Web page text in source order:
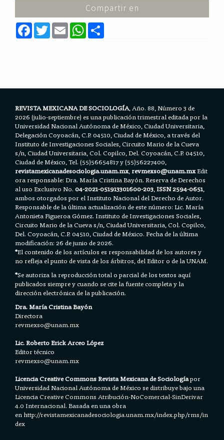
Compartir en
F
a
c
T
w
E
m
a
W
h
a
REVISTA MEXICANA DE SOCIOLOGÍA, Año. 88, Número 3 de
2026 (julio-septiembre) es una publicación trimestral editada por la
Universidad Nacional Autónoma de México, Ciudad Universitaria,
Delegación Coyoacán, C.P. 04510, Ciudad de México, a través del
Instituto de Investigaciones Sociales, Circuito Mario de la Cueva
s/n, Ciudad Universitaria, Col. Copilco, Del. Coyoacán, C.P. 04510,
Ciudad de México, Tel. (55)56654817 y (55)56227400,
revistamexicanadesociologia.unam.mx,revmexso@unam.mxEdit
ora responsable: Dra. María Cristina Bayón. Reserva de Derechos
al uso Exclusivo No.04-2021-051913301600-203,ISSN 2594-0651,
ambos otorgados por el Instituto Nacional del Derecho de Autor.
Responsable de la última actualización de este número: Lic. María
Antonieta Figueroa Gómez. Instituto de Investigaciones Sociales,
Circuito Mario de la Cueva s/n, Ciudad Universitaria, Col. Copilco,
Del. Coyoacán, C.P. 04510, Ciudad de México. Fecha de la última
modificación: 26 de junio de 2026.
*El contenido de los artículos es responsabilidad de los autores y
no refleja el punto de vista de los árbitros, del Editor o de la UNAM.
*Se autoriza la reproducción total o parcial de los textos aquí
publicados siempre y cuando se cite la fuente completa y la
dirección electrónica de la publicación.
Dra. María Cristina Bayón
Directora
revmexso@unam.mx
Lic. Roberto Erick Arceo López
Editor técnico
revmexso@unam.mx
Licencia Creative Commons Revista Mexicana de Sociologíapor
Universidad Nacional Autónoma de México se distribuye bajo una
LicenciaCreative Commons Atribución-NoComercial-SinDerivar
4.0 Internacional.Basada en una obra
en http://revistamexicanadesociologia.unam.mx/index.php/rms/in
dex